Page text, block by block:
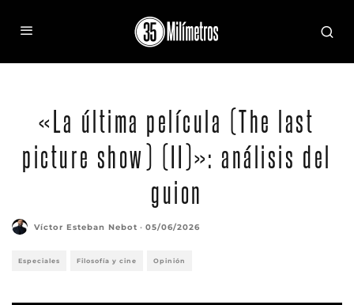
«La última película (The last
picture show) (II)»: análisis del
guion
Víctor Esteban Nebot · 05/06/2026
Especiales Filosofía y cine Opinión